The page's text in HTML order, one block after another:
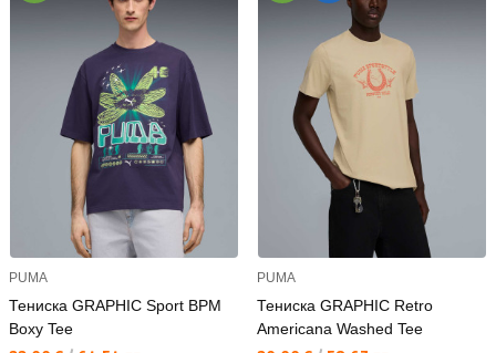
PUMA
Тениска GRAPHIC Sport BPM
Boxy Tee
PUMA
Тениска GRAPHIC Retro
Americana Washed Tee